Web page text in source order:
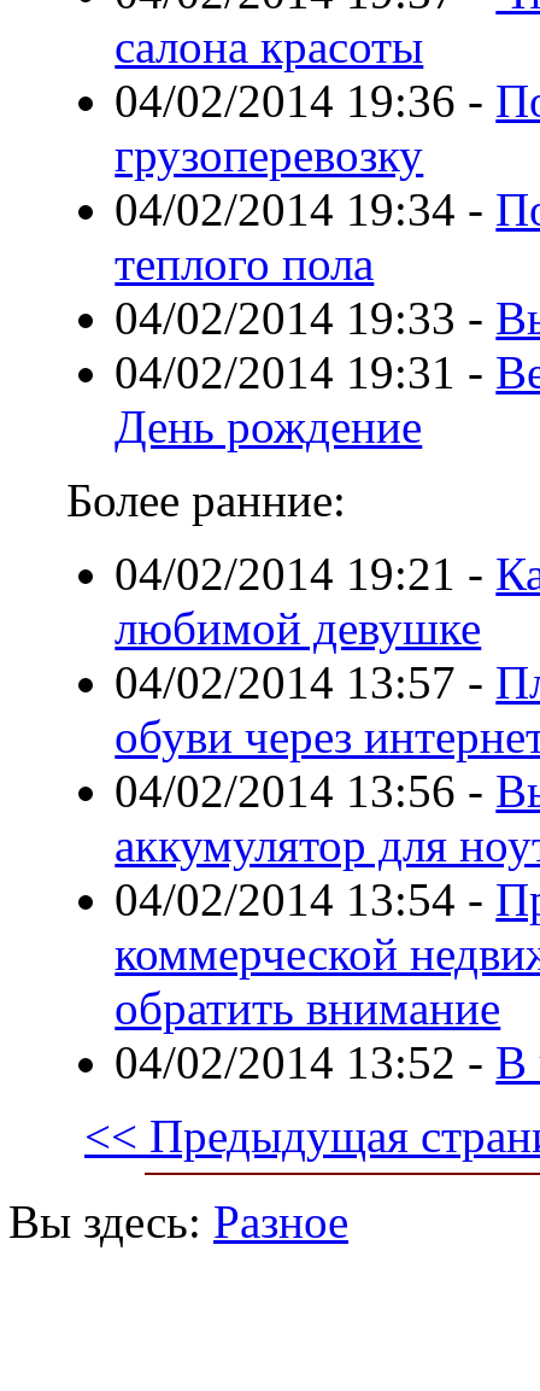
салона красоты
04/02/2014 19:36 -
грузоперевозку
04/02/2014 19:34 -
теплого пола
04/02/2014 19:33 -
04/02/2014 19:31 -
День рождение
Более ранние:
04/02/2014 19:21 -
любимой девушке
04/02/2014 13:57 -
обуви через
04/02/2014 13:56 -
аккумулятор для
04/02/2014 13:54 -
коммерческой
обратить внимание
04/02/2014 13:52 - В
<< Предыдущая
Вы здесь: Разное